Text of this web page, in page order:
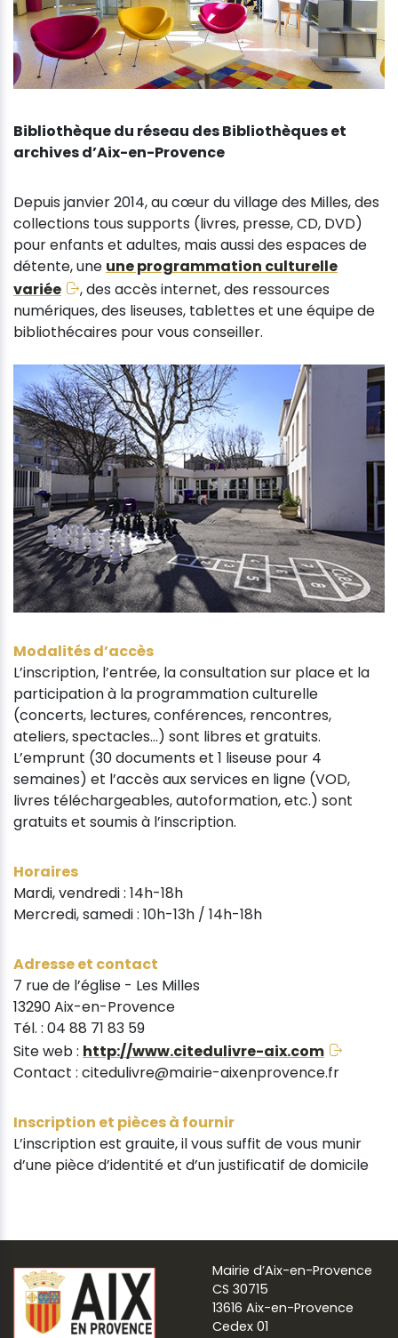
Bibliothèque du réseau des Bibliothèques et
archives d’Aix-en-Provence
Depuis janvier 2014, au cœur du village des Milles, des
collections tous supports (livres, presse, CD, DVD)
pour enfants et adultes, mais aussi des espaces de
détente, une une programmation culturelle
variée
, des accès internet, des ressources
numériques, des liseuses, tablettes et une équipe de
bibliothécaires pour vous conseiller.
Modalités d’accès
L’inscription, l’entrée, la consultation sur place et la
participation à la programmation culturelle
(concerts, lectures, conférences, rencontres,
ateliers, spectacles…) sont libres et gratuits.
L’emprunt (30 documents et 1 liseuse pour 4
semaines) et l’accès aux services en ligne (VOD,
livres téléchargeables, autoformation, etc.) sont
gratuits et soumis à l’inscription.
Horaires
Mardi, vendredi : 14h-18h
Mercredi, samedi : 10h-13h / 14h-18h
Adresse et contact
7 rue de l’église - Les Milles
13290 Aix-en-Provence
Tél. : 04 88 71 83 59
Site web : http://www.citedulivre-aix.com
Contact : citedulivre@mairie-aixenprovence.fr
Inscription et pièces à fournir
L’inscription est grauite, il vous suffit de vous munir
d’une pièce d’identité et d’un justificatif de domicile
Mairie d’Aix-en-Provence
CS 30715
13616 Aix-en-Provence
Cedex 01